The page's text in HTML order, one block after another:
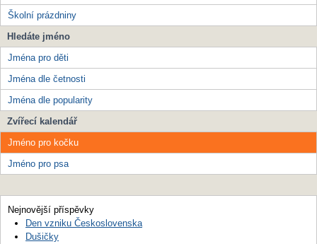
Školní prázdniny
Hledáte jméno
Jména pro děti
Jména dle četnosti
Jména dle popularity
Zvířecí kalendář
Jméno pro kočku
Jméno pro psa
Nejnovější příspěvky
Den vzniku Československa
Dušičky